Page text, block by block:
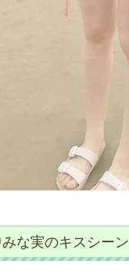
みな実のキスシーン